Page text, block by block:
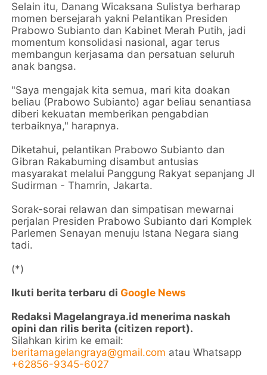
Selain itu, Danang Wicaksana Sulistya berharap
momen bersejarah yakni Pelantikan Presiden
Prabowo Subianto dan Kabinet Merah Putih, jadi
momentum konsolidasi nasional, agar terus
membangun kerjasama dan persatuan seluruh
anak bangsa.
"Saya mengajak kita semua, mari kita doakan
beliau (Prabowo Subianto) agar beliau senantiasa
diberi kekuatan memberikan pengabdian
terbaiknya," harapnya.
Diketahui, pelantikan Prabowo Subianto dan
Gibran Rakabuming disambut antusias
masyarakat melalui Panggung Rakyat sepanjang Jl
Sudirman - Thamrin, Jakarta.
Sorak-sorai relawan dan simpatisan mewarnai
perjalan Presiden Prabowo Subianto dari Komplek
Parlemen Senayan menuju Istana Negara siang
tadi.
(*)
Ikuti berita terbaru diGoogle News
Redaksi Magelangraya.id menerima naskah
opini dan rilis berita (citizen report).
Silahkan kirim ke email:
beritamagelangraya@gmail.com atau Whatsapp
+62856-9345-6027